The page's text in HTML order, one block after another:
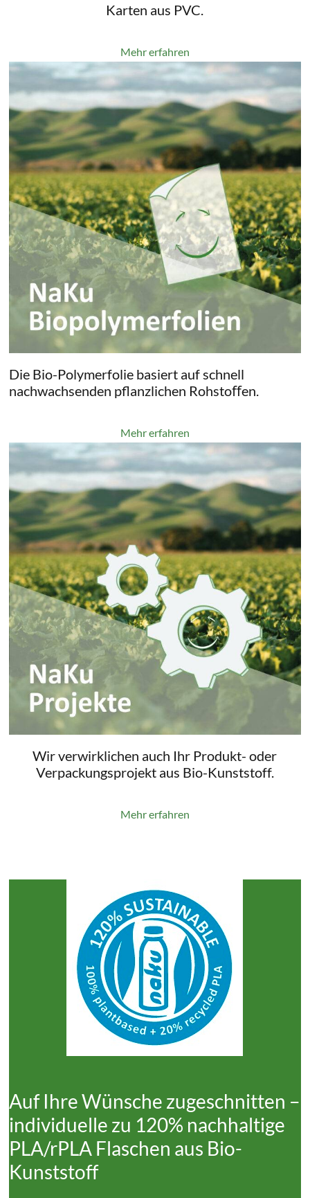
Karten aus PVC.
Mehr erfahren
Die Bio-Polymerfolie basiert auf schnell
nachwachsenden pflanzlichen Rohstoﬀen.
Mehr erfahren
Wir verwirklichen auch Ihr Produkt- oder
Verpackungsprojekt aus Bio-Kunststoff.
Mehr erfahren
Auf Ihre Wünsche zugeschnitten –
individuelle zu 120% nachhaltige
PLA/rPLA Flaschen aus Bio-
Kunststoff